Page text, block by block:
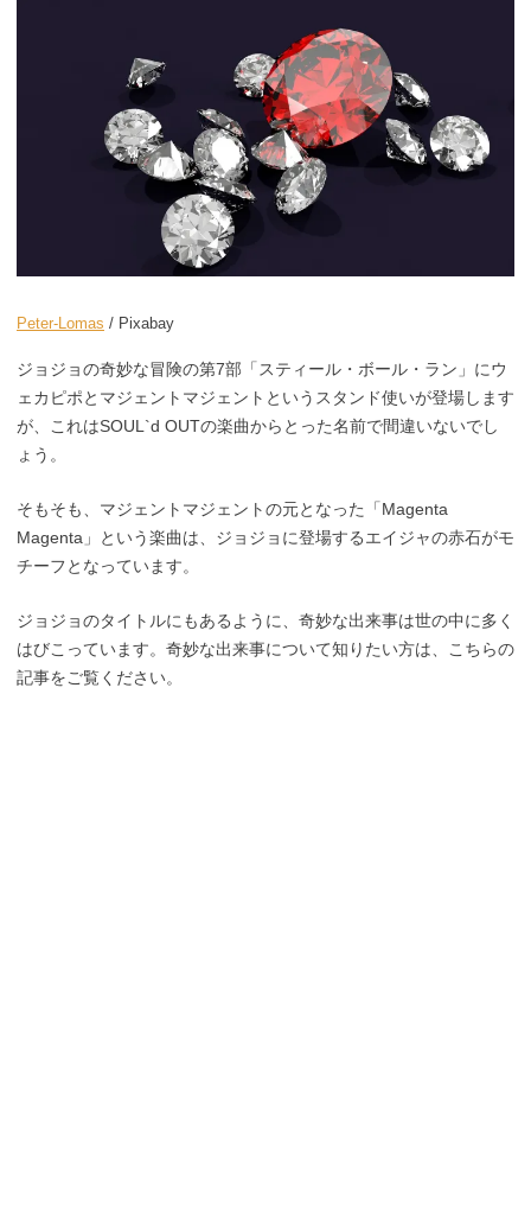
Peter-Lomas / Pixabay
ジョジョの奇妙な冒険の第7部「スティール・ボール・ラン」にウ
ェカピポとマジェントマジェントというスタンド使いが登場します
が、これはSOUL`d OUTの楽曲からとった名前で間違いないでし
ょう。
そもそも、マジェントマジェントの元となった「Magenta
Magenta」という楽曲は、ジョジョに登場するエイジャの赤石がモ
チーフとなっています。
ジョジョのタイトルにもあるように、奇妙な出来事は世の中に多く
はびこっています。奇妙な出来事について知りたい方は、こちらの
記事をご覧ください。